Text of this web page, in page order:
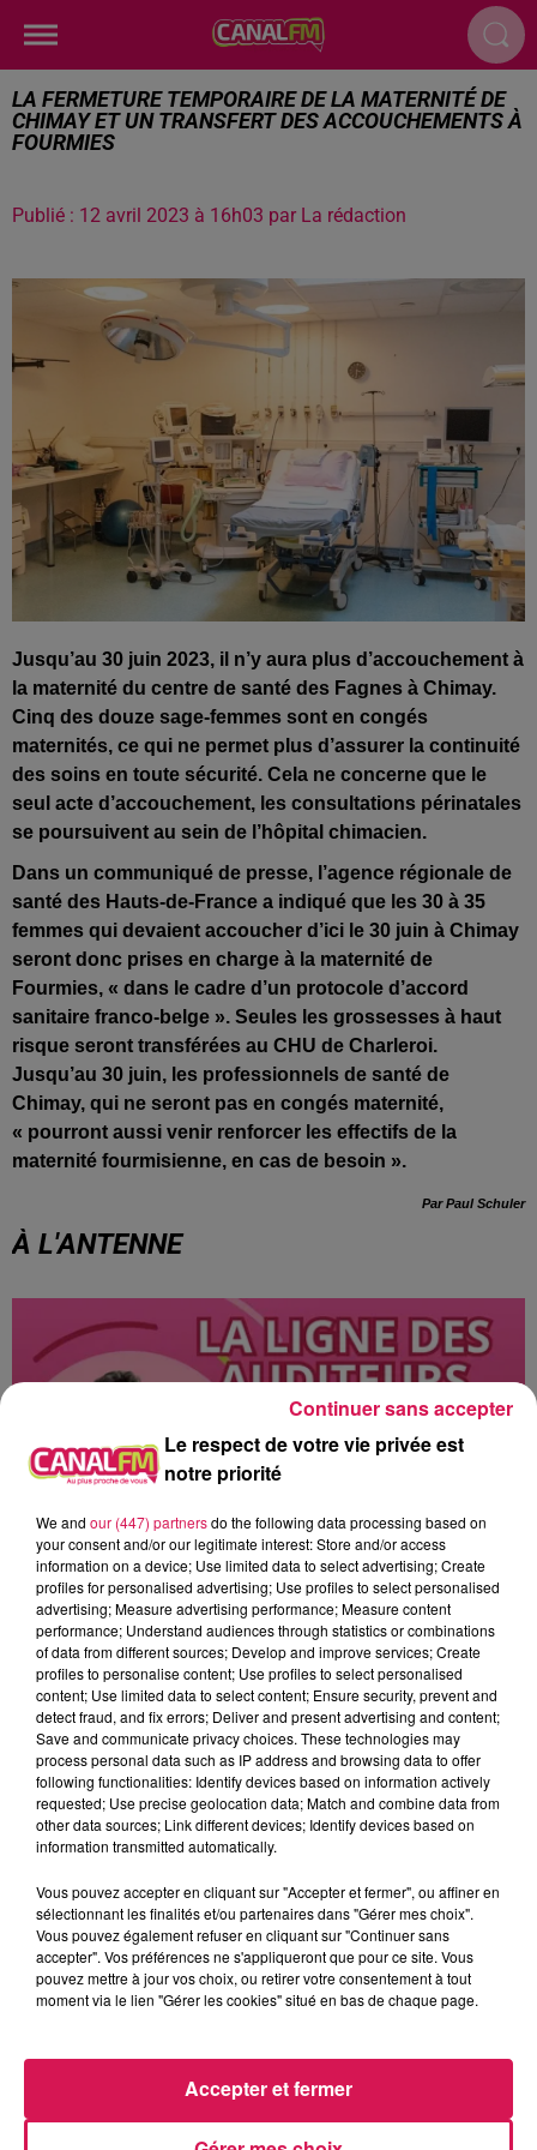
LA FERMETURE TEMPORAIRE DE LA MATERNITÉ DE
CHIMAY ET UN TRANSFERT DES ACCOUCHEMENTS À
FOURMIES
Publié : 12 avril 2023 à 16h03 par La rédaction
Jusqu’au 30 juin 2023, il n’y aura plus d’accouchement à
la maternité du centre de santé des Fagnes à Chimay.
Cinq des douze sage-femmes sont en congés
maternités, ce qui ne permet plus d’assurer la continuité
des soins en toute sécurité. Cela ne concerne que le
seul acte d’accouchement, les consultations périnatales
se poursuivent au sein de l’hôpital chimacien.
Dans un communiqué de presse, l’agence régionale de
santé des Hauts-de-France a indiqué que les 30 à 35
femmes qui devaient accoucher d’ici le 30 juin à Chimay
seront donc prises en charge à la maternité de
Fourmies, « dans le cadre d’un protocole d’accord
sanitaire franco-belge ». Seules les grossesses à haut
risque seront transférées au CHU de Charleroi.
Jusqu’au 30 juin, les professionnels de santé de
Chimay, qui ne seront pas en congés maternité,
« pourront aussi venir renforcer les effectifs de la
maternité fourmisienne, en cas de besoin ».
Par Paul Schuler
À L'ANTENNE
9h00 - 13h00
la ligne des auditeurs
12h05
12h05
COLDPLAY FEAT BTS
My Universe
12h02
12h02
ARIANA GRANDE
Hate That I Made You
Love
11h57
11h57
BEBE REXHA
Sad Girls
LES ARTICLES LES PLUS CONSULTÉS
Le respect de votre vie privée est
notre priorité
We and our (447) partnersdo the following data processing based on
your consent and/or our legitimate interest: Store and/or access
information on a device; Use limited data to select advertising; Create
profiles for personalised advertising; Use profiles to select personalised
advertising; Measure advertising performance; Measure content
performance; Understand audiences through statistics or combinations
of data from different sources; Develop and improve services; Create
profiles to personalise content; Use profiles to select personalised
content; Use limited data to select content; Ensure security, prevent and
detect fraud, and fix errors; Deliver and present advertising and content;
Save and communicate privacy choices. These technologies may
process personal data such as IP address and browsing data to offer
following functionalities: Identify devices based on information actively
requested; Use precise geolocation data; Match and combine data from
other data sources; Link different devices; Identify devices based on
information transmitted automatically.
Vous pouvez accepter en cliquant sur "Accepter et fermer", ou affiner en
sélectionnant les finalités et/ou partenaires dans "Gérer mes choix".
Vous pouvez également refuser en cliquant sur "Continuer sans
accepter". Vos préférences ne s'appliqueront que pour ce site. Vous
pouvez mettre à jour vos choix, ou retirer votre consentement à tout
moment via le lien "Gérer les cookies" situé en bas de chaque page.
Accepter et fermer
Continuer sans accepter